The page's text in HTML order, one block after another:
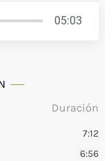
05:03
Duración
7:12
6:56